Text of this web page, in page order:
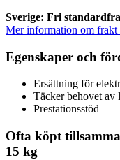
Sverige: Fri
Mer information om frakt
Egenskaper och
Ersättning för
Täcker behovet av
Prestationsstöd
Ofta köpt
15 kg